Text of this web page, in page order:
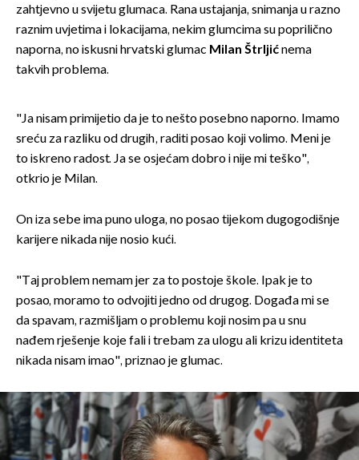
zahtjevno u svijetu glumaca. Rana ustajanja, snimanja u razno
raznim uvjetima i lokacijama, nekim glumcima su poprilično
naporna, no iskusni hrvatski glumac Milan Štrljićnema
takvih problema.
"Ja nisam primijetio da je to nešto posebno naporno. Imamo
sreću za razliku od drugih, raditi posao koji volimo. Meni je
to iskreno radost. Ja se osjećam dobro i nije mi teško",
otkrio je Milan.
On iza sebe ima puno uloga, no posao tijekom dugogodišnje
karijere nikada nije nosio kući.
"Taj problem nemam jer za to postoje škole. Ipak je to
posao, moramo to odvojiti jedno od drugog. Događa mi se
da spavam, razmišljam o problemu koji nosim pa u snu
nađem rješenje koje fali i trebam za ulogu ali krizu identiteta
nikada nisam imao", priznao je glumac.